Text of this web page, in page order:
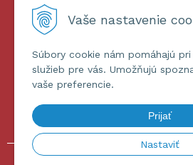
Vaše nastavenie
Súbory cookie nám pomáhajú
služieb pre vás. Umožňujú
vaše preferencie.
Prijať
Nastaviť
Platby a
ĎALŠIE
Obchodné
Ochrana osobných
© 2026 omniashop.sk •tvorba eshopu